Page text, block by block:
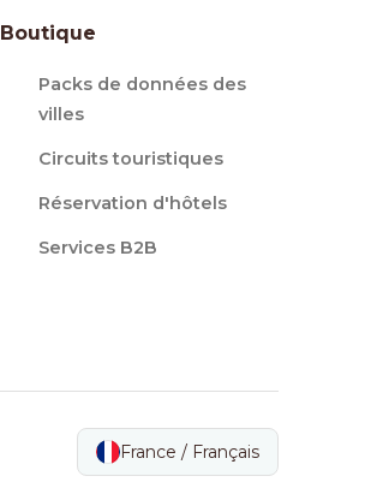
Boutique
Packs de données des
villes
Circuits touristiques
Réservation d'hôtels
Services B2B
France / Français